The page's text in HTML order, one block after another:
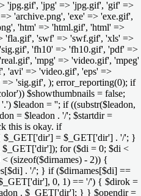
'jpg.gif', 'jpg' => 'jpg.gif', 'gif' =>
'archive.png', 'exe' => 'exe.gif',
'htm' => 'html.gif', 'html' =>
'fla.gif', 'swf' => 'swf.gif', 'xls' =>
'fh10' => 'fh10.gif', 'pdf' =>
'mpg' => 'video.gif', 'mpeg'
'avi' => 'video.gif', 'eps' =>
'sig.gif', ); error_reporting(0); if
$showthumbnails = false;
$leadon = ''; if ((substr($leadon,
= $leadon . '/'; $startdir =
this is okay. if
$_GET['dir'] = $_GET['dir'] . '/'; }
$_GET['dir']); for ($di = 0; $di <
(sizeof($dirnames) - 2)) {
. '/'; } if ($dirnames[$di] ==
0, 1) == '/') { $dirok =
. $_GET['dir']; } } $opendir =